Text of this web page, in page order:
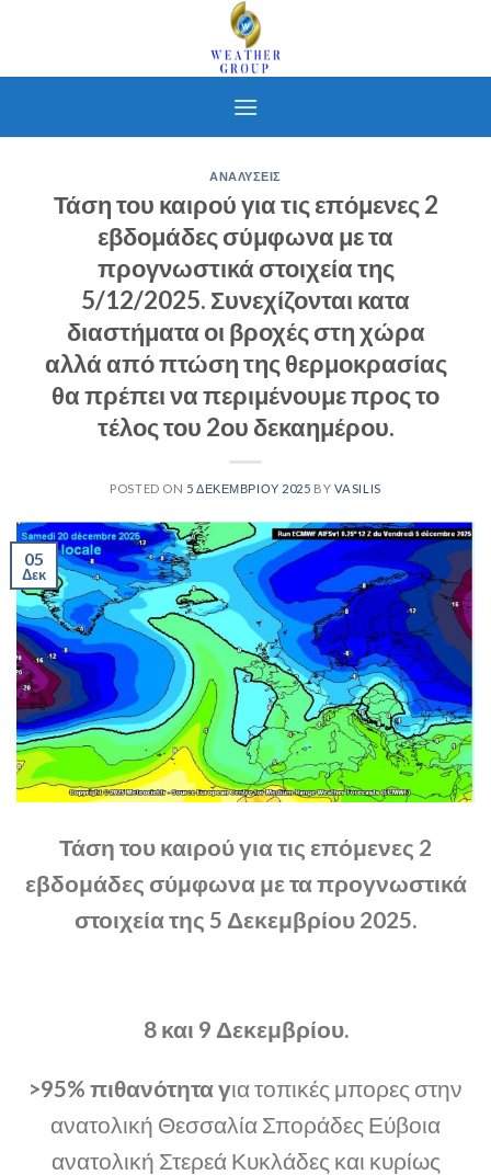
ΑΝΑΛΥΣΕΙΣ
Τάση του καιρού για τις επόμενες 2
εβδομάδες σύμφωνα με τα
προγνωστικά στοιχεία της
5/12/2025. Συνεχίζονται κατα
διαστήματα οι βροχές στη χώρα
αλλά από πτώση της θερμοκρασίας
θα πρέπει να περιμένουμε προς το
τέλος του 2ου δεκαημέρου.
POSTED ON 5 ΔΕΚΕΜΒΡΊΟΥ 2025 BY VASILIS
05
Δεκ
Τάση του καιρού για τις επόμενες 2
εβδομάδες σύμφωνα με τα προγνωστικά
στοιχεία της 5 Δεκεμβρίου 2025.
8 και 9 Δεκεμβρίου.
>95% πιθανότητα για τοπικές μπορες στην
ανατολική Θεσσαλία Σποράδες Εύβοια
ανατολική Στερεά Κυκλάδες και κυρίως